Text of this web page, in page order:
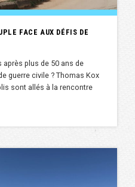
FACE AUX DÉFIS DE
plus de 50 ans de
guerre civile ? Thomas Kox
sont allés à la rencontre